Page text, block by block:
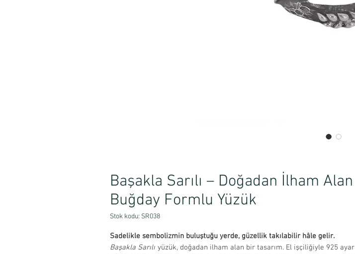
Başakla Sarılı – Doğadan İlham Alan
Buğday Formlu Yüzük
Stok kodu: SR038
Sadelikle sembolizmin buluştuğu yerde, güzellik takılabilir hâle gelir.
Başakla Sarılı yüzük, doğadan ilham alan bir tasarım. El işçiliğiyle 925 ayar